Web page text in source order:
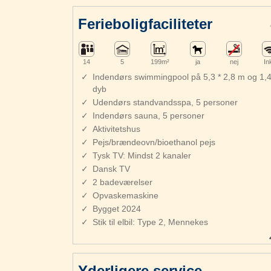
Ferieboligfaciliteter
14 5 199m² ja nej
Indendørs swimmingpool på 5,3 * 2,8 m og
dyb
Udendørs standvandsspa, 5 personer
Indendørs sauna, 5 personer
Aktivitetshus
Pejs/brændeovn/bioethanol pejs
Tysk TV: Mindst 2 kanaler
Dansk TV
2 badeværelser
Opvaskemaskine
Bygget 2024
Stik til elbil: Type 2, Mennekes